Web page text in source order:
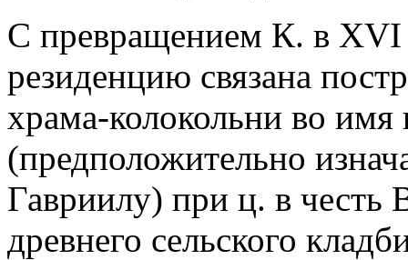
С превращением К. в
резиденцию связана
храма-колокольни во
(предположительно
Гавриилу) при ц. в честь
древнего сельского